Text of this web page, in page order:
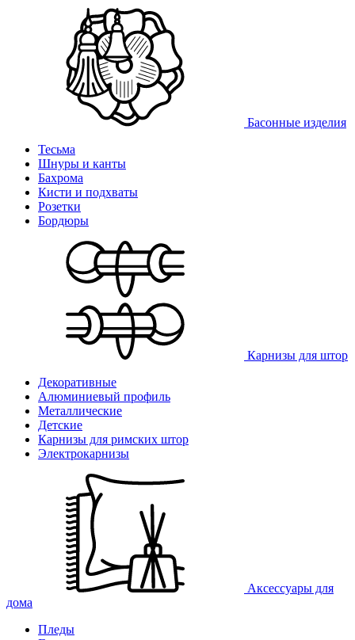
Басонные изделия
Тесьма
Шнуры и канты
Бахрома
Кисти и подхваты
Розетки
Бордюры
Карнизы для штор
Декоративные
Алюминиевый профиль
Металлические
Детские
Карнизы для римских штор
Электрокарнизы
Аксессуары для
дома
Пледы